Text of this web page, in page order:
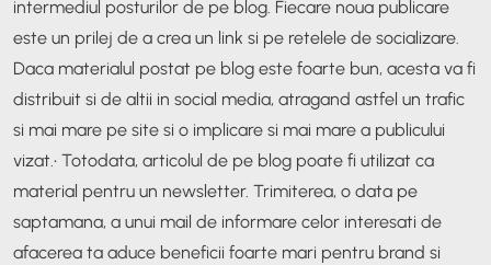
intermediul posturilor de pe blog. Fiecare noua publicare
este un prilej de a crea un link si pe retelele de socializare.
Daca materialul postat pe blog este foarte bun, acesta va fi
distribuit si de altii in social media, atragand astfel un trafic
si mai mare pe site si o implicare si mai mare a publicului
vizat.• Totodata, articolul de pe blog poate fi utilizat ca
material pentru un newsletter. Trimiterea, o data pe
saptamana, a unui mail de informare celor interesati de
afacerea ta aduce beneficii foarte mari pentru brand si